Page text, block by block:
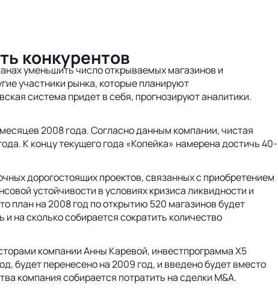
конкурентов
уменьшить число открываемых магазинов и
участники рынка, которые планируют
система придет в себя, прогнозируют аналитики.
2008 года. Согласно данным компании, чистая
К концу текущего года «Копейка» намерена достичь 40-
дорогостоящих проектов, связанных с приобретением
устойчивости в условиях кризиса ликвидности и
план на 2008 год по открытию 520 магазинов будет
на сколько собирается сократить количество
компании Анны Каревой, инвестпрограмма X5
будет перенесено на 2009 год, и введено будет вместо
компания собирается потратить на сделки M&A.